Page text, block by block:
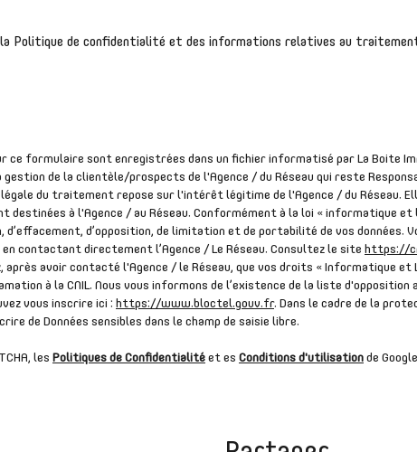
la Politique de confidentialité et des informations relatives au traitement
ce formulaire sont enregistrées dans un fichier informatisé par La Boite
de la clientèle/prospects de l'Agence / du Réseau qui reste
légale du traitement repose sur l'intérêt légitime de l'Agence / du Réseau.
destinées à l'Agence / au Réseau. Conformément à la loi « informatique et
d’effacement, d’opposition, de limitation et de portabilité de vos données.
contactant directement l’Agence / Le Réseau. Consultez le site https://
après avoir contacté l'Agence / le Réseau, que vos droits « Informatique et
à la CNIL. Nous vous informons de l’existence de la liste d'opposition
vous inscrire ici : https://www.bloctel.gouv.fr. Dans le cadre de la
de Données sensibles dans le champ de saisie libre.
les Politiques de Confidentialité et es Conditions d'utilisation de